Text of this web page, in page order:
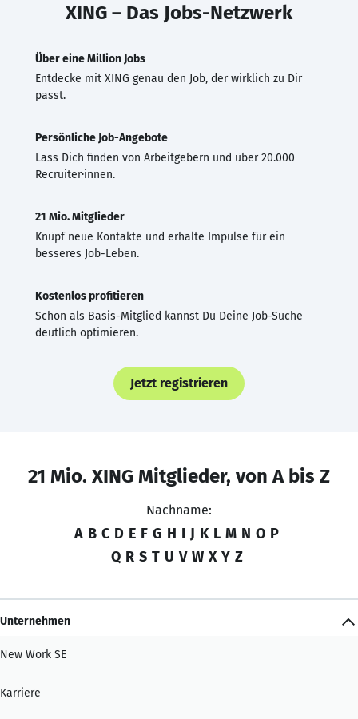
XING – Das Jobs-Netzwerk
Über eine Million Jobs
Entdecke mit XING genau den Job, der wirklich zu Dir
passt.
Persönliche Job-Angebote
Lass Dich finden von Arbeitgebern und über 20.000
Recruiter·innen.
21 Mio. Mitglieder
Knüpf neue Kontakte und erhalte Impulse für ein
besseres Job-Leben.
Kostenlos profitieren
Schon als Basis-Mitglied kannst Du Deine Job-Suche
deutlich optimieren.
Jetzt registrieren
21 Mio. XING Mitglieder, von A bis Z
Nachname:
A B C D E F G H I J K L M N O P
Q R S T U V W X Y Z
Unternehmen
New Work SE
Karriere